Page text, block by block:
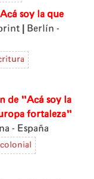
soy la que
Berlín -
de "Acá soy la
fortaleza"
- España